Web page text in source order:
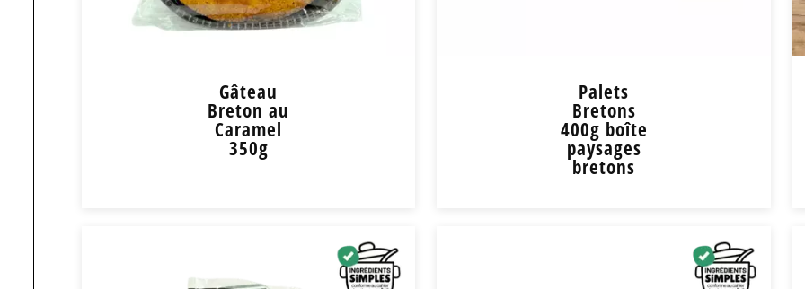
Gâteau Breton au
Gâteau
Breton au
Caramel
350g
Palets Bretons 400g
Palets
Bretons
400g boîte
paysages
bretons